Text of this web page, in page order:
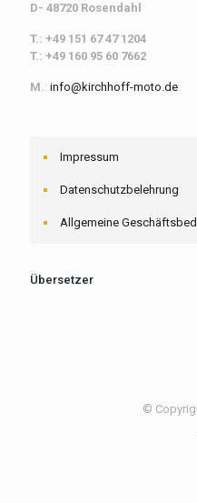
D- 48720 Rosendahl
T.: +49 151 67 47 1204
T.: +49 160 95 60 7662
M.: info@kirchhoff-moto.de
Impressum
Datenschutzbelehrung
Allgemeine
Übersetzer
©